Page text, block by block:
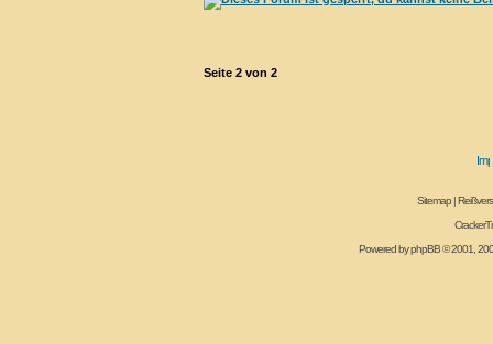
Seite 2 von 2
Sitemap|
Powered byphpBB© 2001,